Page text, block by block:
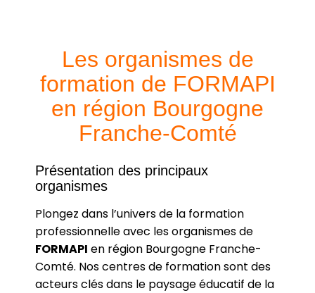
Les organismes de
formation de FORMAPI
en région Bourgogne
Franche-Comté
Présentation des principaux
organismes
Plongez dans l’univers de la formation
professionnelle avec les organismes de
FORMAPI en région Bourgogne Franche-
Comté. Nos centres de formation sont des
acteurs clés dans le paysage éducatif de la